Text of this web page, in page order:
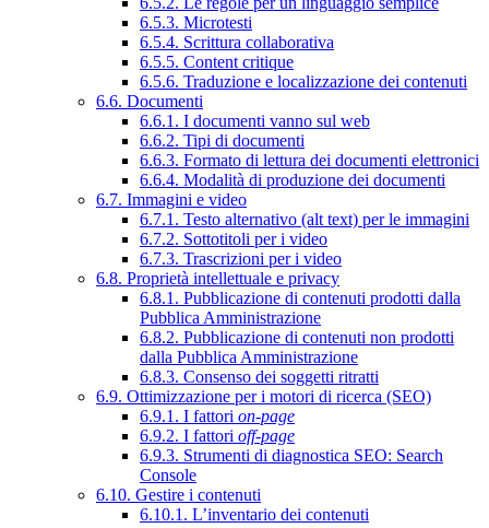
6.5.3. Microtesti
6.5.4. Scrittura collaborativa
6.5.5. Content critique
6.5.6. Traduzione e localizzazione dei contenuti
6.6. Documenti
6.6.1. I documenti vanno sul web
6.6.2. Tipi di documenti
6.6.3. Formato di lettura dei documenti elettronici
6.6.4. Modalità di produzione dei documenti
6.7. Immagini e video
6.7.1. Testo alternativo (alt text) per le immagini
6.7.2. Sottotitoli per i video
6.7.3. Trascrizioni per i video
6.8. Proprietà intellettuale e privacy
6.8.1. Pubblicazione di contenuti prodotti dalla
Pubblica Amministrazione
6.8.2. Pubblicazione di contenuti non prodotti
dalla Pubblica Amministrazione
6.8.3. Consenso dei soggetti ritratti
6.9. Ottimizzazione per i motori di ricerca (SEO)
6.9.1. I fattori on-page
6.9.2. I fattori off-page
6.9.3. Strumenti di diagnostica SEO: Search
Console
6.10. Gestire i contenuti
6.10.1. L’inventario dei contenuti